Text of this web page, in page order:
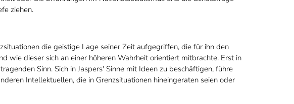
ziehen.
die geistige Lage seiner Zeit aufgegriffen, die für ihn den
wie dieser sich an einer höheren Wahrheit orientiert mitbrachte. Erst in
Sinn. Sich in Jaspers' Sinne mit Ideen zu beschäftigen, führe
Intellektuellen, die in Grenzsituationen hineingeraten seien oder